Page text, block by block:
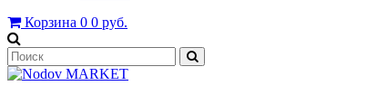
Корзина 0 0 руб.